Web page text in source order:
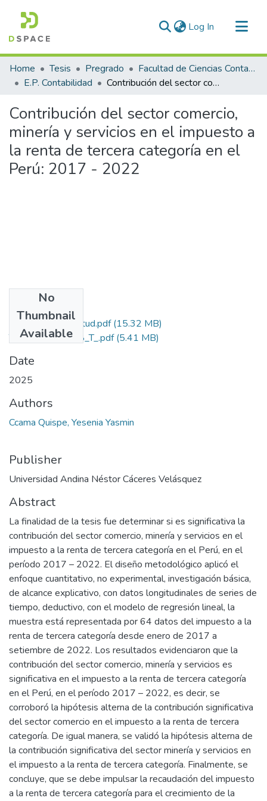
Log In (current)
Communities & Collections
All of DSpace
Home Tesis Pregrado
Facultad de Ciencias Contables y Financieras
E.P. Contabilidad
Contribución del sector comercio, minería y servicios en el impuesto a la renta de tercera categoría en el Perú: 2017 - 2022
Contribución del sector comercio,
minería y servicios en el impuesto a
la renta de tercera categoría en el
Perú: 2017 - 2022
No
Thumbnail
Available
Grado de Similitud.pdf(15.32 MB)
T036_71778158_T_.pdf(5.41 MB)
Date
2025
Authors
Ccama Quispe, Yesenia Yasmin
Publisher
Universidad Andina Néstor Cáceres Velásquez
Abstract
La finalidad de la tesis fue determinar si es significativa la
contribución del sector comercio, minería y servicios en el
impuesto a la renta de tercera categoría en el Perú, en el
período 2017 – 2022. El diseño metodológico aplicó el
enfoque cuantitativo, no experimental, investigación básica,
de alcance explicativo, con datos longitudinales de series de
tiempo, deductivo, con el modelo de regresión lineal, la
muestra está representada por 64 datos del impuesto a la
renta de tercera categoría desde enero de 2017 a
setiembre de 2022. Los resultados evidenciaron que la
contribución del sector comercio, minería y servicios es
significativa en el impuesto a la renta de tercera categoría
en el Perú, en el período 2017 – 2022, es decir, se
corroboró la hipótesis alterna de la contribución significativa
del sector comercio en el impuesto a la renta de tercera
categoría. De igual manera, se validó la hipótesis alterna de
la contribución significativa del sector minería y servicios en
el impuesto a la renta de tercera categoría. Finalmente, se
concluye, que se debe impulsar la recaudación del impuesto
a la renta de tercera categoría para el crecimiento de la